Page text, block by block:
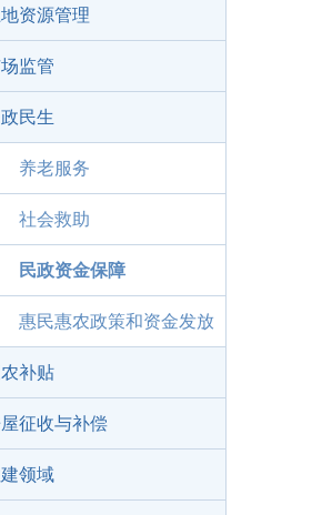
资源管理
监管
民生
养老服务
社会救助
民政资金保障
惠民惠农政策和资金发放
补贴
征收与补偿
领域